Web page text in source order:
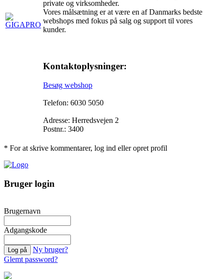
private og virksomheder.
Vores målsætning er at være en af Danmarks bedste
webshops med fokus på salg og support til vores
kunder.
Kontaktoplysninger:
Besøg webshop
Telefon: 6030 5050
Adresse: Herredsvejen 2
Postnr.: 3400
* For at skrive kommentarer, log ind eller opret profil
Bruger login
Brugernavn
Adgangskode
Ny bruger?
Glemt password?